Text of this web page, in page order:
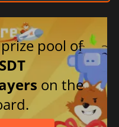
pool of
on the